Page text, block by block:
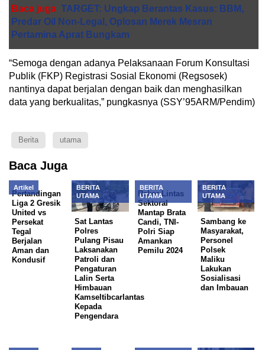
Baca juga TARGET: Ungkap Berantas Kasus: BBM,
Predar Oil Non-Legal, Oplosan Merek Mesran
Pertamina Aprat Bungkam
“Semoga dengan adanya Pelaksanaan Forum Konsultasi
Publik (FKP) Registrasi Sosial Ekonomi (Regsosek)
nantinya dapat berjalan dengan baik dan menghasilkan
data yang berkualitas,” pungkasnya (SSY’95ARM/Pendim)
Berita utama
Baca Juga
Artikel
Pertandingan
Liga 2 Gresik
United vs
Persekat
Tegal
Berjalan
Aman dan
Kondusif
BERITA
UTAMA
Sat Lantas
Polres
Pulang Pisau
Laksanakan
Patroli dan
Pengaturan
Lalin Serta
Himbauan
Kamseltibcarlantas
Kepada
Pengendara
BERITA
UTAMA
Rakor Lintas
Sektoral
Mantap Brata
Candi, TNI-
Polri Siap
Amankan
Pemilu 2024
BERITA
UTAMA
Sambang ke
Masyarakat,
Personel
Polsek
Maliku
Lakukan
Sosialisasi
dan Imbauan